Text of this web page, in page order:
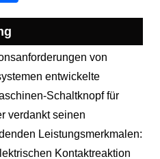
von
entwickelte
Schaltknopf für
verdankt seinen
Leistungsmerkmalen:
Kontaktreaktion